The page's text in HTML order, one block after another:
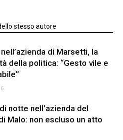
stesso autore
di Marsetti, la
della politica: “Gesto vile e
notte nell’azienda del
Malo: non escluso un atto